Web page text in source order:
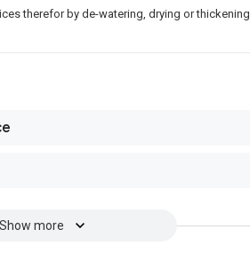
therefor by de-watering, drying or thickening
Show more